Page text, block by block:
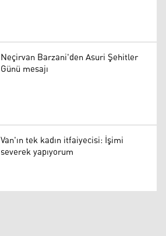
Neçirvan Barzani'den Asuri Şehitler
Günü mesajı
Van'ın tek kadın itfaiyecisi: İşimi
severek yapıyorum